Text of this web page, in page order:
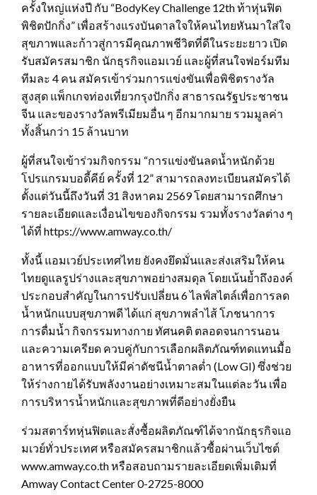
ครั้งใหญ่แห่งปี กับ “BodyKey Challenge 12th ท้าหุ่นฟิต
พิชิตปักกิ่ง” เพื่อสร้างแรงบันดาลใจให้คนไทยหันมาใส่ใจ
สุขภาพและก้าวสู่การมีคุณภาพชีวิตที่ดีในระยะยาว เปิด
รับสมัครสมาชิก นักธุรกิจแอมเวย์ และผู้ที่สนใจฟอร์มทีม
ทีมละ 4 คน สมัครเข้าร่วมการแข่งขันเพื่อพิชิตรางวัล
สูงสุด แพ็กเกจท่องเที่ยวกรุงปักกิ่ง สาธารณรัฐประชาชน
จีน และของรางวัลพรีเมียมอื่น ๆ อีกมากมาย รวมมูลค่า
ทั้งสิ้นกว่า 15 ล้านบาท
ผู้ที่สนใจเข้าร่วมกิจกรรม “การแข่งขันลดน้ำหนักด้วย
โปรแกรมบอดี้คีย์ ครั้งที่ 12” สามารถลงทะเบียนสมัครได้
ตั้งแต่วันนี้ถึงวันที่ 31 สิงหาคม 2569 โดยสามารถศึกษา
รายละเอียดและเงื่อนไขของกิจกรรม รวมทั้งรางวัลต่าง ๆ
ได้ที่ https://www.amway.co.th/
ทั้งนี้ แอมเวย์ประเทศไทย ยังคงยึดมั่นและส่งเสริมให้คน
ไทยดูแลรูปร่างและสุขภาพอย่างสมดุล โดยเน้นย้ำถึงองค์
ประกอบสำคัญในการปรับเปลี่ยน 6 ไลฟ์สไตล์เพื่อการลด
น้ำหนักแบบสุขภาพดี ได้แก่ สุขภาพลำไส้ โภชนาการ
การดื่มน้ำ กิจกรรมทางกาย ทัศนคติ ตลอดจนการนอน
และความเครียด ควบคู่กับการเลือกผลิตภัณฑ์ทดแทนมื้อ
อาหารที่ออกแบบให้มีค่าดัชนีน้ำตาลต่ำ (Low GI) ซึ่งช่วย
ให้ร่างกายได้รับพลังงานอย่างเหมาะสมในแต่ละวัน เพื่อ
การบริหารน้ำหนักและสุขภาพที่ดีอย่างยั่งยืน
ร่วมสตาร์ทหุ่นฟิตและสั่งซื้อผลิตภัณฑ์ได้จากนักธุรกิจแอ
มเวย์ทั่วประเทศ หรือสมัครสมาชิกแล้วซื้อผ่านเว็บไซต์
www.amway.co.th หรือสอบถามรายละเอียดเพิ่มเติมที่
Amway Contact Center 0-2725-8000